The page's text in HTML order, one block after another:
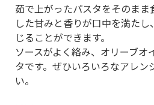
茹で上がったパスタをそのまま
した甘みと香りが口中を満た
じることができます。
ソースがよく絡み、オリーブオ
タです。ぜひいろいろなアレン
い。